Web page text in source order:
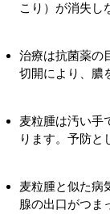
こり）が消失し
治療は抗菌薬の
切開により、膿
麦粒腫は汚い手
ります。予防と
麦粒腫と似た病
腺の出口がつま